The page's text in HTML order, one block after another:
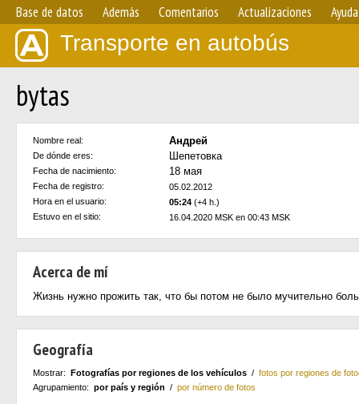
Base de datos Además Comentarios Actualizaciones Ayuda
Transporte en autobús
bytas
Nombre real: Андрей
De dónde eres: Шепетовка
Fecha de nacimiento: 18 мая
Fecha de registro:
05.02.2012
Hora en el usuario:
05:24 (+4 h.)
Estuvo en el sitio:
16.04.2020 MSK en 00:43 MSK
Acerca de mí
Жизнь нужно прожить так, что бы потом не было мучительно
Geografía
Mostrar: Fotografías por regiones de los vehículos / fotos por regiones de
Agrupamiento: por país y región / por número de fotos